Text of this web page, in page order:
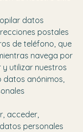
datos
postales
de teléfono, que
navega por
y utilizar nuestros
datos anónimos,
acceder,
personales